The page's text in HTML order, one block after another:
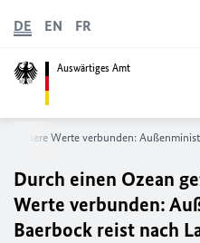
Auswärtiges Amt
DE EN FR
unsere Werte verbunden:
Durch einen Ozean
Werte verbunden:
Baerbock reist nach